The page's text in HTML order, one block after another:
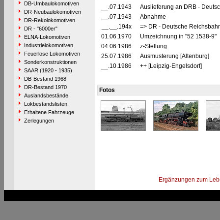
DB-Umbaulokomotiven
DR-Neubaulokomotiven
DR-Rekolokomotiven
DR - "6000er"
ELNA-Lokomotiven
Industrielokomotiven
Feuerlose Lokomotiven
Sonderkonstruktionen
SAAR (1920 - 1935)
DB-Bestand 1968
DR-Bestand 1970
Auslandsbestände
Lokbestandslisten
Erhaltene Fahrzeuge
Zerlegungen
__.07.1943
Auslieferung an DRB -
__.07.1943
Abnahme
__.__.194x
=> DR - Deutsche
01.06.1970
Umzeichnung in "52 1538-9"
04.06.1986
z-Stellung
25.07.1986
Ausmusterung [Altenburg]
__.10.1986
++ [Leipzig-Engelsdorf]
Fotos
Ergänzungen zum